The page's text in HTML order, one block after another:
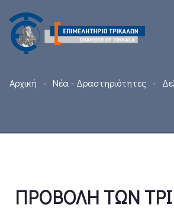
Αρχική Νέα - Δραστηριότητες
ΠΡΟΒΟΛΗ ΤΩΝ